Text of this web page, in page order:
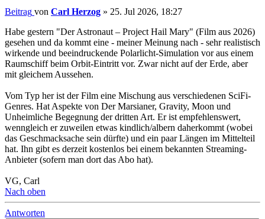
Beitrag von Carl Herzog » 25. Jul 2026, 18:27
Habe gestern "Der Astronaut – Project Hail Mary" (Film aus 2026)
gesehen und da kommt eine - meiner Meinung nach - sehr realistisch
wirkende und beeindruckende Polarlicht-Simulation vor aus einem
Raumschiff beim Orbit-Eintritt vor. Zwar nicht auf der Erde, aber
mit gleichem Aussehen.
Vom Typ her ist der Film eine Mischung aus verschiedenen SciFi-
Genres. Hat Aspekte von Der Marsianer, Gravity, Moon und
Unheimliche Begegnung der dritten Art. Er ist empfehlenswert,
wenngleich er zuweilen etwas kindlich/albern daherkommt (wobei
das Geschmacksache sein dürfte) und ein paar Längen im Mittelteil
hat. Ihn gibt es derzeit kostenlos bei einem bekannten Streaming-
Anbieter (sofern man dort das Abo hat).
VG, Carl
Nach oben
Antworten